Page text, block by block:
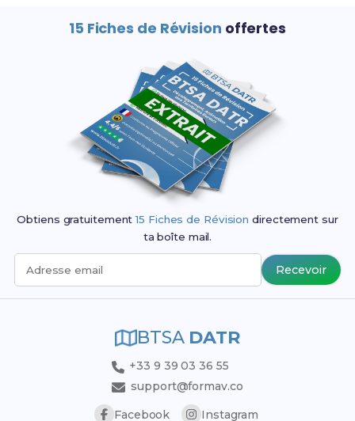
15 Fiches de Révision offertes
Obtiens gratuitement15 Fiches de Révision directement sur
ta boîte mail.
Adresse email Recevoir
BTSA DATR
+33 9 39 03 36 55
support@formav.co
Facebook
Instagram